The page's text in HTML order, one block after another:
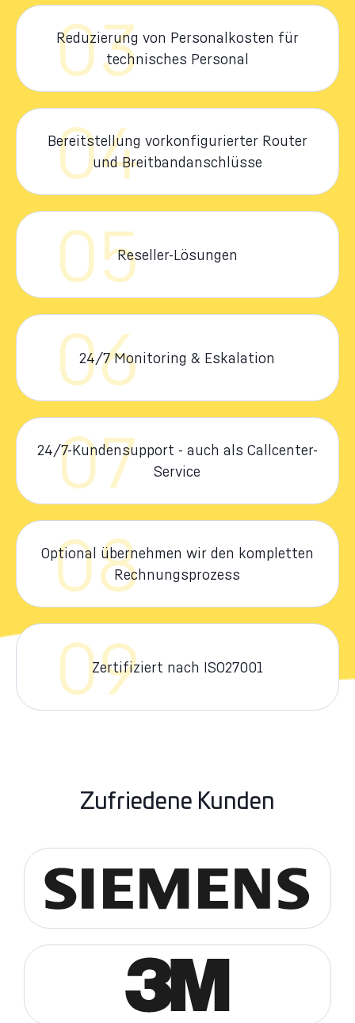
03
Reduzierung von Personalkosten für
technisches Personal
04
Bereitstellung vorkonfigurierter Router
und Breitbandanschlüsse
05Reseller-Lösungen
06
24/7 Monitoring & Eskalation
07
24/7-Kundensupport - auch als Callcenter-
Service
08
Optional übernehmen wir den kompletten
Rechnungsprozess
09
Zertifiziert nach ISO27001
Zufriedene Kunden